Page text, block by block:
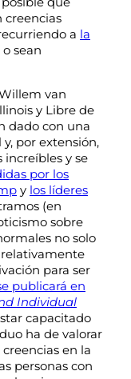
a la
o sean
van
y Libre de
dado con una
por extensión,
y se
por los
y los líderes
(en
sobre
no solo
para ser
publicará en
Individual
capacitado
ha de valorar
en la
personas con